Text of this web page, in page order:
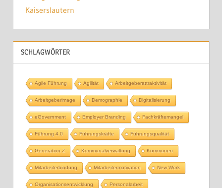
SCHLAGWÖRTER
Agile Führung Agilität Arbeitgeberattraktivität
Arbeitgeberimage Demographie Digitalisierung
eGovernment Employer Branding Fachkräftemangel
Führung 4.0 Führungskräfte Führungsqualität
Generation Z Kommunalverwaltung Kommunen
Mitarbeiterbindung Mitarbeitermotivation New Work
Organisationsentwicklung Personalarbeit